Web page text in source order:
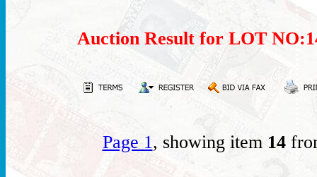
Auction Result for LOT
Page 1, showing item 14